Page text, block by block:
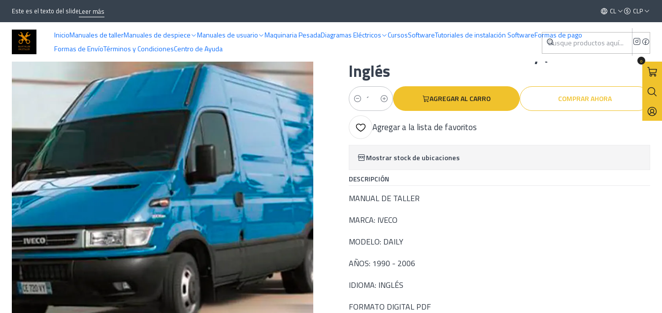
InicioManuales de tallerManuales de despiece Manuales de usuario Maquinaria PesadaDiagramas Eléctricos CursosSoftwareTutoriales de instalación SoftwareFormas de pago
Formas de EnvíoTérminos y CondicionesCentro de Ayuda
0
Este es el texto del slideLeer más CL CLP
Manual de Taller Iveco Daily ( 1990 - 2006 )
Inglés
Cantidad
AGREGAR AL CARRO COMPRAR AHORA
Agregar a la lista de favoritos
Mostrar stock de ubicaciones
DESCRIPCIÓN
MANUAL DE TALLER
MARCA: IVECO
MODELO: DAILY
AÑOS: 1990 - 2006
IDIOMA: INGLÉS
FORMATO DIGITAL PDF